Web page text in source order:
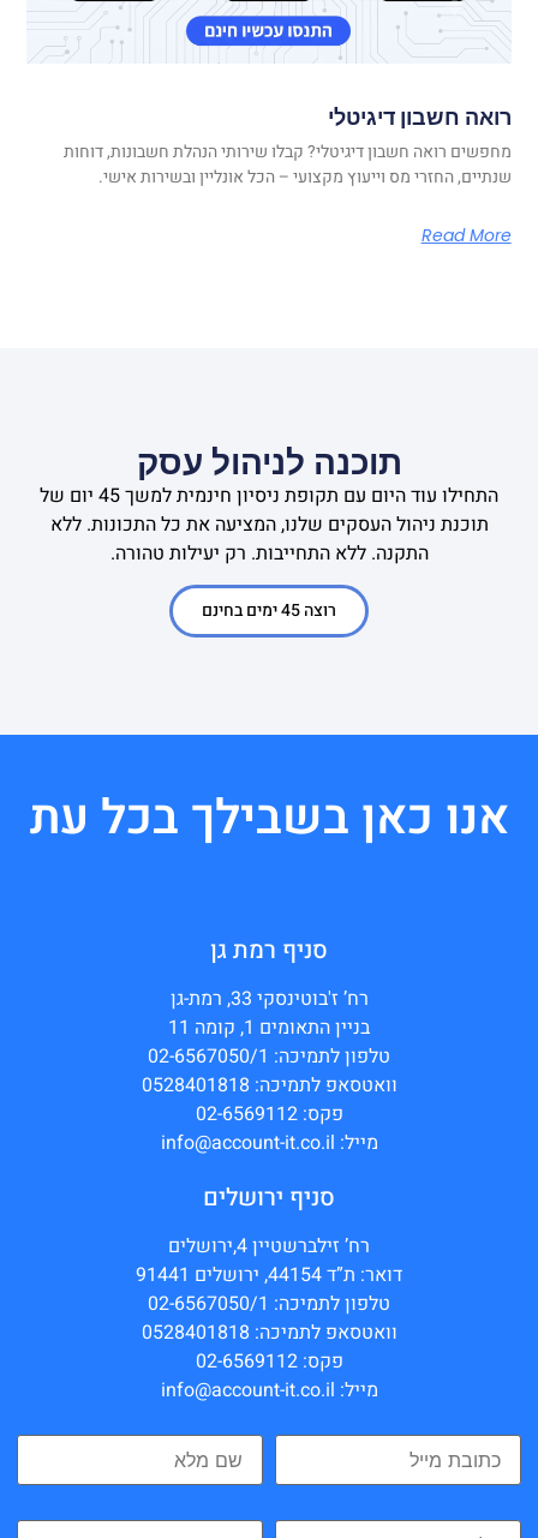
רואה חשבון דיגיטלי
מחפשים רואה חשבון דיגיטלי? קבלו שירותי הנהלת חשבונות, דוחות
שנתיים, החזרי מס וייעוץ מקצועי – הכל אונליין ובשירות אישי.
Read More
תוכנה לניהול עסק
התחילו עוד היום עם תקופת ניסיון חינמית למשך 45 יום של
תוכנת ניהול העסקים שלנו, המציעה את כל התכונות. ללא
התקנה. ללא התחייבות. רק יעילות טהורה.
רוצה 45 ימים בחינם
אנו כאן בשבילך בכל עת
סניף רמת גן
רח’ ז'בוטינסקי 33, רמת-גן
בניין התאומים 1, קומה 11
טלפון לתמיכה: 02-6567050/1
וואטסאפ לתמיכה: 0528401818
פקס: 02-6569112
מייל: info@account-it.co.il
סניף ירושלים
רח’ זילברשטיין 4,ירושלים
דואר: ת”ד 44154, ירושלים 91441
טלפון לתמיכה: 02-6567050/1
וואטסאפ לתמיכה: 0528401818
פקס: 02-6569112
מייל: info@account-it.co.il